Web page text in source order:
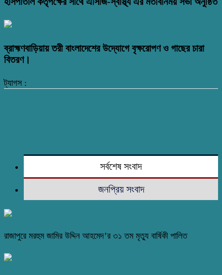
ব্রাহ্মণবাড়িয়ায় তরী বাংলাদেশের উদ্যোগে বৃক্ষরোপণ ও গাছের চারা
বিতরণ।
ট্যাগস :
সর্বশেষ সংবাদ
জনপ্রিয় সংবাদ
রাজাপুরে মরহুম জামির উদ্দিন আহমেদ’র ৩১ তম মৃত্যু বার্ষিকী পালিত